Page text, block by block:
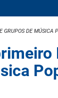
DE MÚSICA